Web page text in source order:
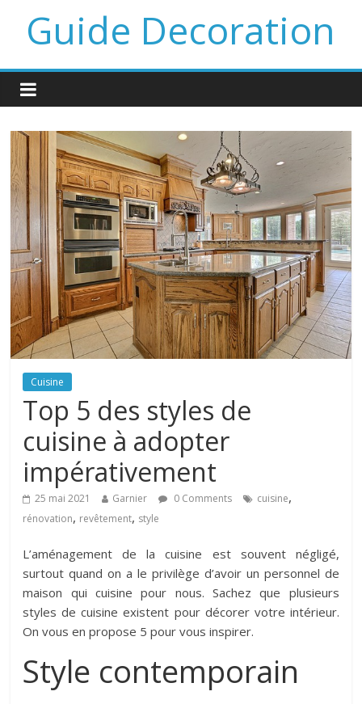
Guide Decoration
Cuisine
Top 5 des styles de
cuisine à adopter
impérativement
25 mai 2021 Garnier 0 Comments cuisine,
rénovation, revêtement, style
L’aménagement de la cuisine est souvent négligé,
surtout quand on a le privilège d’avoir un personnel de
maison qui cuisine pour nous. Sachez que plusieurs
styles de cuisine existent pour décorer votre intérieur.
On vous en propose 5 pour vous inspirer.
Style contemporain